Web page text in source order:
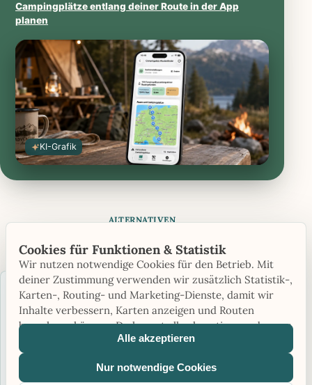
Cookies für Funktionen & Statistik
Wir nutzen notwendige Cookies für den Betrieb. Mit
deiner Zustimmung verwenden wir zusätzlich Statistik-,
Karten-, Routing- und Marketing-Dienste, damit wir
Inhalte verbessern, Karten anzeigen und Routen
berechnen können. Du kannst alle akzeptieren oder nur
notwendige Cookies verwenden.
Alle akzeptieren
Nur notwendige Cookies
KI-Grafik
iOS
App
Store
öffnen
Google
öffnen
Campingplätze entlang deiner Route in der App
planen
ALTERNATIVEN
Campingplätze in der Nähe
17,4 KM ENTFERNT
Gökaskratts Camping
Saison: Ganzjährig
Direkt am See
Zum Campingplatz